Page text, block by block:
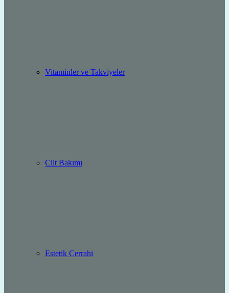
Vitaminler ve Takviyeler
Cilt Bakımı
Estetik Cerrahi